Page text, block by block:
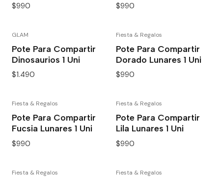
$990 $990
GLAM
Pote Para Compartir
Dinosaurios 1 Uni
$1.490
Fiesta & Regalos
Pote Para Compartir
Dorado Lunares 1 Uni
$990
Fiesta & Regalos
Pote Para Compartir
Fucsia Lunares 1 Uni
$990
Fiesta & Regalos
Pote Para Compartir
Lila Lunares 1 Uni
$990
Fiesta & Regalos Fiesta & Regalos